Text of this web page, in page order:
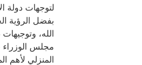
لتوجهات دولة
بفضل الرؤية
الله،
مجلس الوزراء
المنزلي لأهم